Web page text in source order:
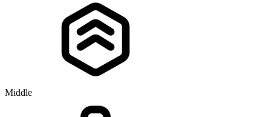
Middle